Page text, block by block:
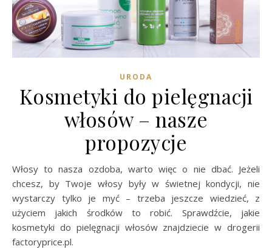
URODA
Kosmetyki do pielęgnacji
włosów – nasze
propozycje
Włosy to nasza ozdoba, warto więc o nie dbać. Jeżeli
chcesz, by Twoje włosy były w świetnej kondycji, nie
wystarczy tylko je myć – trzeba jeszcze wiedzieć, z
użyciem jakich środków to robić. Sprawdźcie, jakie
kosmetyki do pielęgnacji włosów znajdziecie w drogerii
factoryprice.pl.